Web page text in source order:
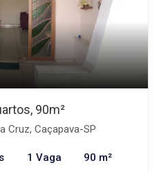
90m²
Cruz, Caçapava-SP
1 Vaga 90 m²